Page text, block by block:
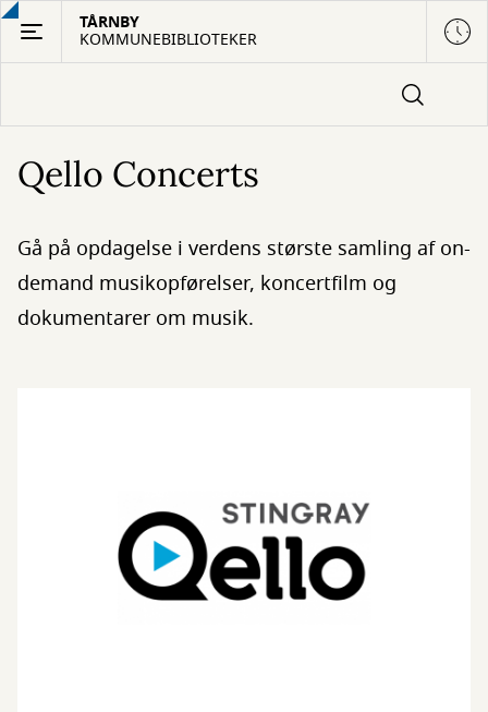
Gå
hovedindhold
TÅRNBY
KOMMUNEBIBLIOTEKER
Qello Concerts
Gå på opdagelse i verdens største samling af on-
demand musikopførelser, koncertfilm og
dokumentarer om musik.